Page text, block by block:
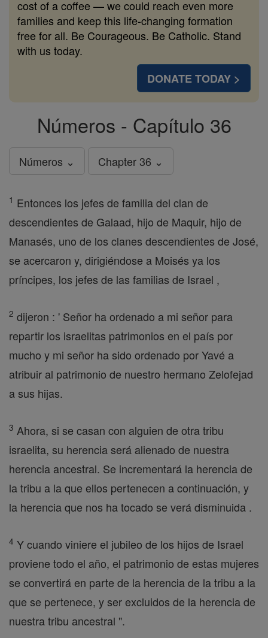
cost of a coffee — we could reach even more
families and keep this life-changing formation
free for all. Be Courageous. Be Catholic. Stand
with us today.
DONATE TODAY >
Números - Capítulo 36
Números ⌄ Chapter 36 ⌄
1 Entonces los jefes de familia del clan de
descendientes de Galaad, hijo de Maquir, hijo de
Manasés, uno de los clanes descendientes de José,
se acercaron y, dirigiéndose a Moisés ya los
príncipes, los jefes de las familias de Israel ,
2 dijeron : ' Señor ha ordenado a mi señor para
repartir los israelitas patrimonios en el país por
mucho y mi señor ha sido ordenado por Yavé a
atribuir al patrimonio de nuestro hermano Zelofejad
a sus hijas.
3 Ahora, si se casan con alguien de otra tribu
israelita, su herencia será alienado de nuestra
herencia ancestral. Se incrementará la herencia de
la tribu a la que ellos pertenecen a continuación, y
la herencia que nos ha tocado se verá disminuida .
4 Y cuando viniere el jubileo de los hijos de Israel
proviene todo el año, el patrimonio de estas mujeres
se convertirá en parte de la herencia de la tribu a la
que se pertenece, y ser excluidos de la herencia de
nuestra tribu ancestral ".